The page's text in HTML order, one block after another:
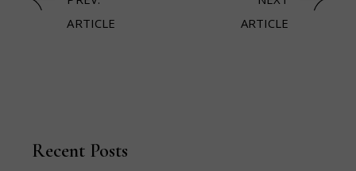
Recent Posts
ARTICLE
ARTICLE